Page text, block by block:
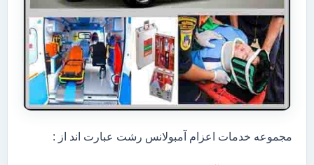
مجموعه خدمات اعزام آمبولانس رشت عبارت اند از :